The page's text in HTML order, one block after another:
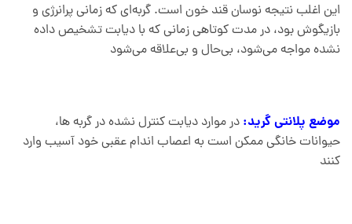
این اغلب نتیجه نوسان قند خون است. گربه‌ای که زمانی پرانرژی و
بازیگوش بود، در مدت کوتاهی زمانی که با دیابت تشخیص داده
نشده مواجه می‌شود، بی‌حال و بی‌علاقه می‌شود
موضع پلانتی گرید: در موارد دیابت کنترل نشده در گربه ها،
حیوانات خانگی ممکن است به اعصاب اندام عقبی خود آسیب وارد
کنند